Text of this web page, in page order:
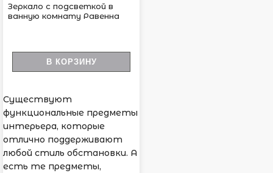
Зеркало с подсветкой в
ванную комнату Равенна
В КОРЗИНУ
Существуют
функциональные предметы
интерьера, которые
отлично поддерживают
любой стиль обстановки. А
есть те предметы,